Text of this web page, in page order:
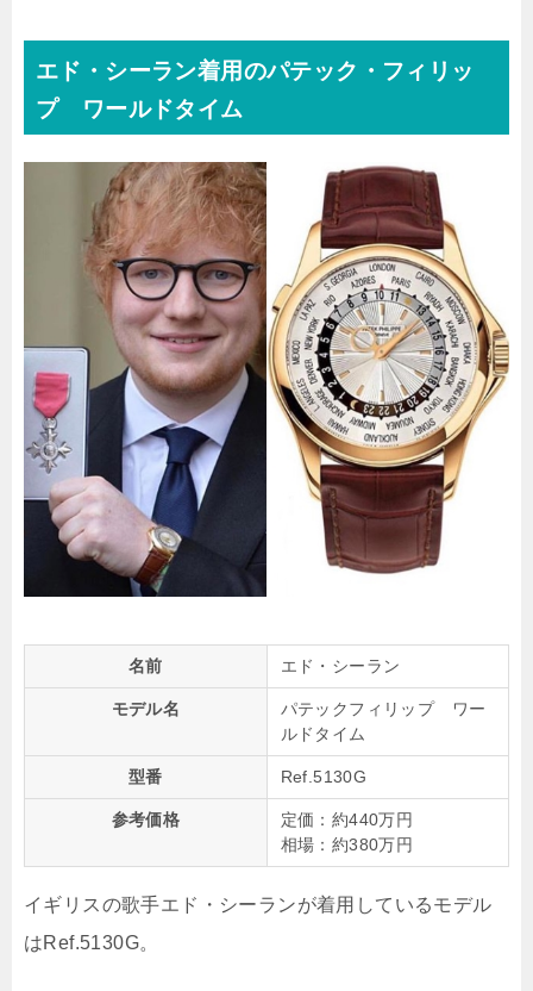
エド・シーラン着用のパテック・フィリッ
プ ワールドタイム
名前 エド・シーラン
モデル名
パテックフィリップ ワー
ルドタイム
型番 Ref.5130G
参考価格
定価：約440万円
相場：約380万円
イギリスの歌手エド・シーランが着用しているモデル
はRef.5130G。